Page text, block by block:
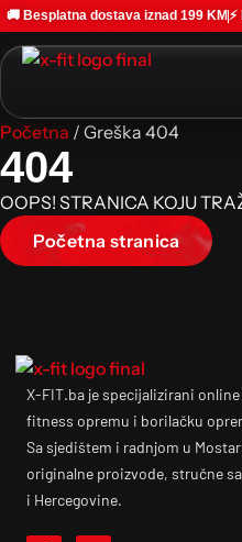
🚚 Besplatna dostava iznad 199 KM
Početna / Greška 404
404
OOPS! STRANICA KOJU
Početna stranica
X-FIT.ba je specijalizirani
fitness opremu i borilačku
Sa sjedištem i radnjom u
originalne proizvode, stručne
i Hercegovine.